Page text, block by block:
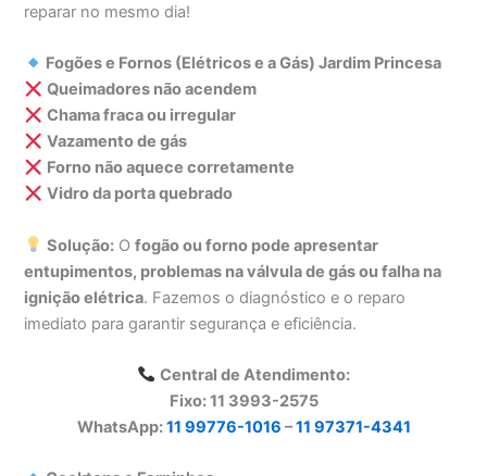
reparar no mesmo dia!
Fogões e Fornos (Elétricos e a Gás) Jardim Princesa
Queimadores não acendem
Chama fraca ou irregular
Vazamento de gás
Forno não aquece corretamente
Vidro da porta quebrado
Solução: Ofogão ou forno pode apresentar
entupimentos, problemas na válvula de gás ou falha na
ignição elétrica. Fazemos o diagnóstico e o reparo
imediato para garantir segurança e eficiência.
Central de Atendimento:
Fixo: 11 3993-2575
WhatsApp:11 99776-1016 –11 97371-4341